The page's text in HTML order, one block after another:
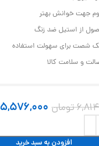
جهت خوانش بهتر
از استیل ضد زنگ
شصت برای سهولت استفاده
و سلامت کالا
تومان 5,576,000
افزودن به سبد خرید